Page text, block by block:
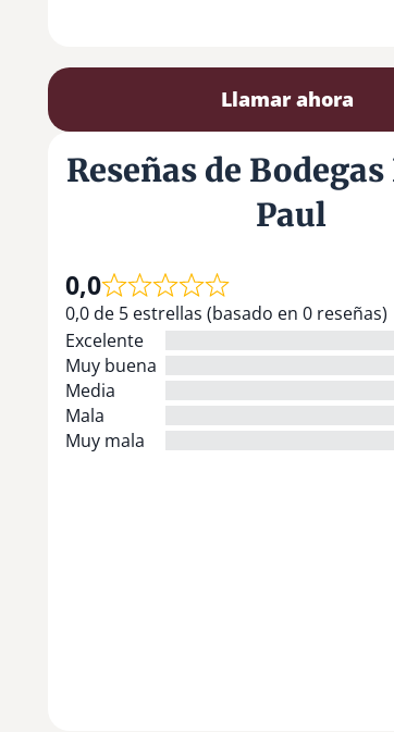
Llamar ahora
Reseñas de
Paul
0,0
0,0 de 5 estrellas (basado en 0 reseñas)
Excelente
Muy buena
Media
Mala
Muy mala